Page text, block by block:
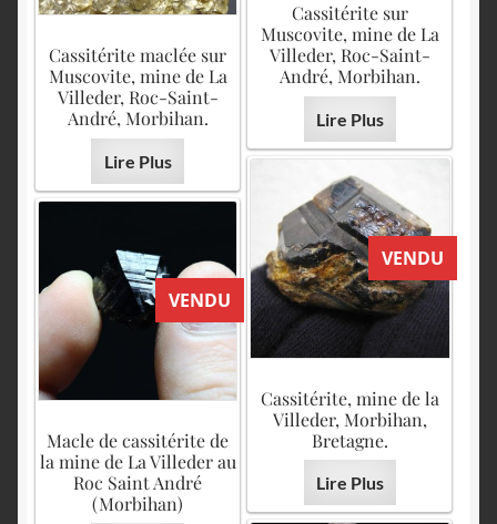
Cassitérite sur
Muscovite, mine de La
Villeder, Roc-Saint-
André, Morbihan.
Lire Plus
Cassitérite maclée sur
Muscovite, mine de La
Villeder, Roc-Saint-
André, Morbihan.
Lire Plus
VENDU
Cassitérite, mine de la
Villeder, Morbihan,
Bretagne.
Lire Plus
VENDU
Macle de cassitérite de
la mine de La Villeder au
Roc Saint André
(Morbihan)